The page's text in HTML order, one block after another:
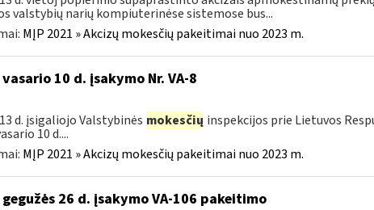
valstybių narių kompiuterinėse sistemose bus...
MĮP 2021 » Akcizų mokesčių pakeitimai nuo 2023 m.
10 d. įsakymo Nr. VA-8
d. įsigaliojo Valstybinės mokesčių inspekcijos prie Lietuvos
10 d....
MĮP 2021 » Akcizų mokesčių pakeitimai nuo 2023 m.
26 d. įsakymo VA-106 pakeitimo